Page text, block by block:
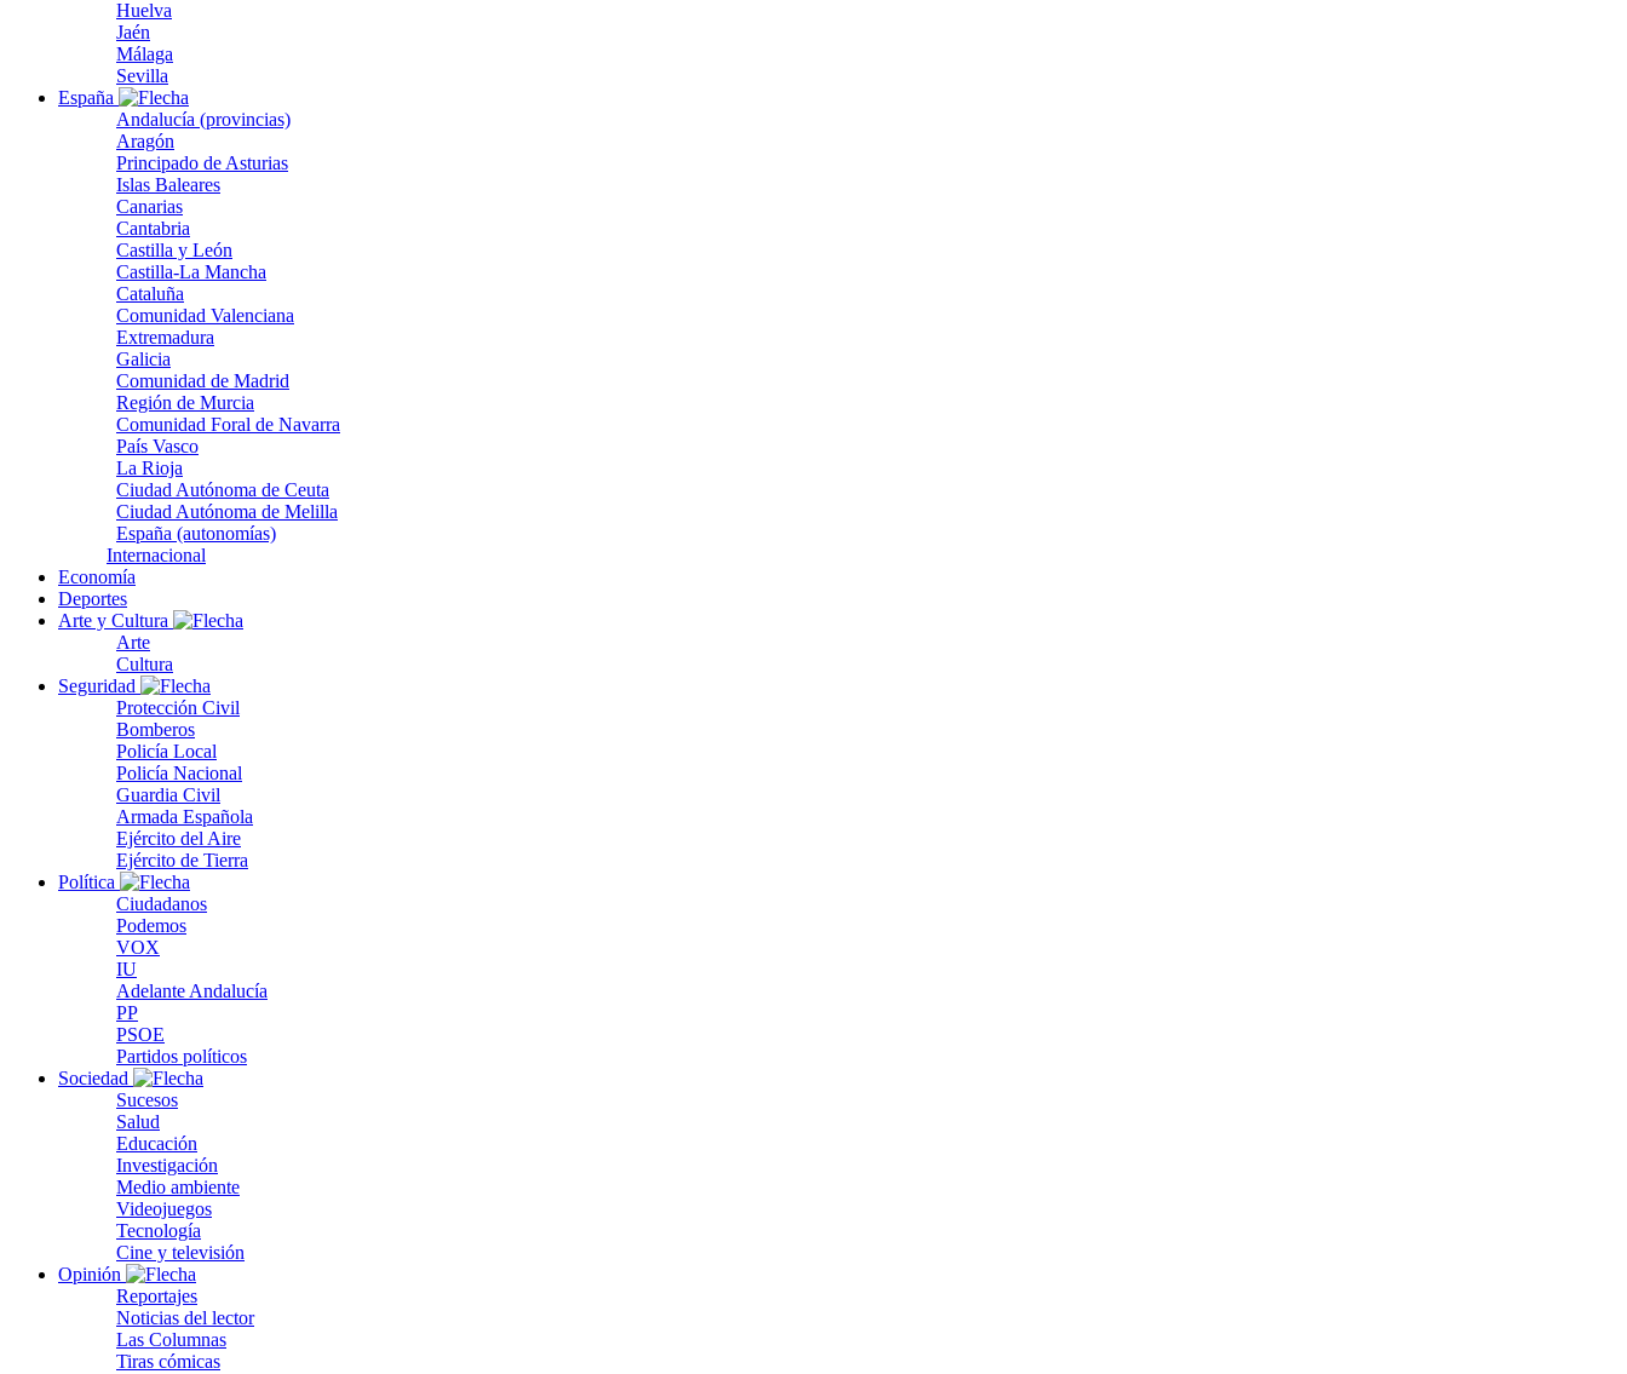
Huelva
Jaén
Málaga
Sevilla
España
Andalucía (provincias)
Aragón
Principado de Asturias
Islas Baleares
Canarias
Cantabria
Castilla y León
Castilla-La Mancha
Cataluña
Comunidad Valenciana
Extremadura
Galicia
Comunidad de Madrid
Región de Murcia
Comunidad Foral de Navarra
País Vasco
La Rioja
Ciudad Autónoma de Ceuta
Ciudad Autónoma de Melilla
España (autonomías)
Internacional
Economía
Deportes
Arte y Cultura
Arte
Cultura
Seguridad
Protección Civil
Bomberos
Policía Local
Policía Nacional
Guardia Civil
Armada Española
Ejército del Aire
Ejército de Tierra
Política
Ciudadanos
Podemos
VOX
IU
Adelante Andalucía
PP
PSOE
Partidos políticos
Sociedad
Sucesos
Salud
Educación
Investigación
Medio ambiente
Videojuegos
Tecnología
Cine y televisión
Opinión
Reportajes
Noticias del lector
Las Columnas
Tiras cómicas